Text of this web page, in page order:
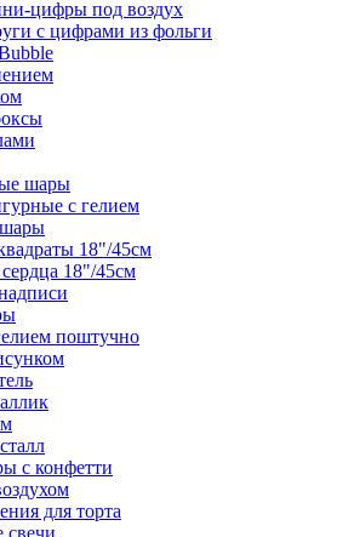
цифры под воздух
с цифрами из фольги
шары
с гелием
18"/45см
18"/45см
поштучно
с конфетти
для торта